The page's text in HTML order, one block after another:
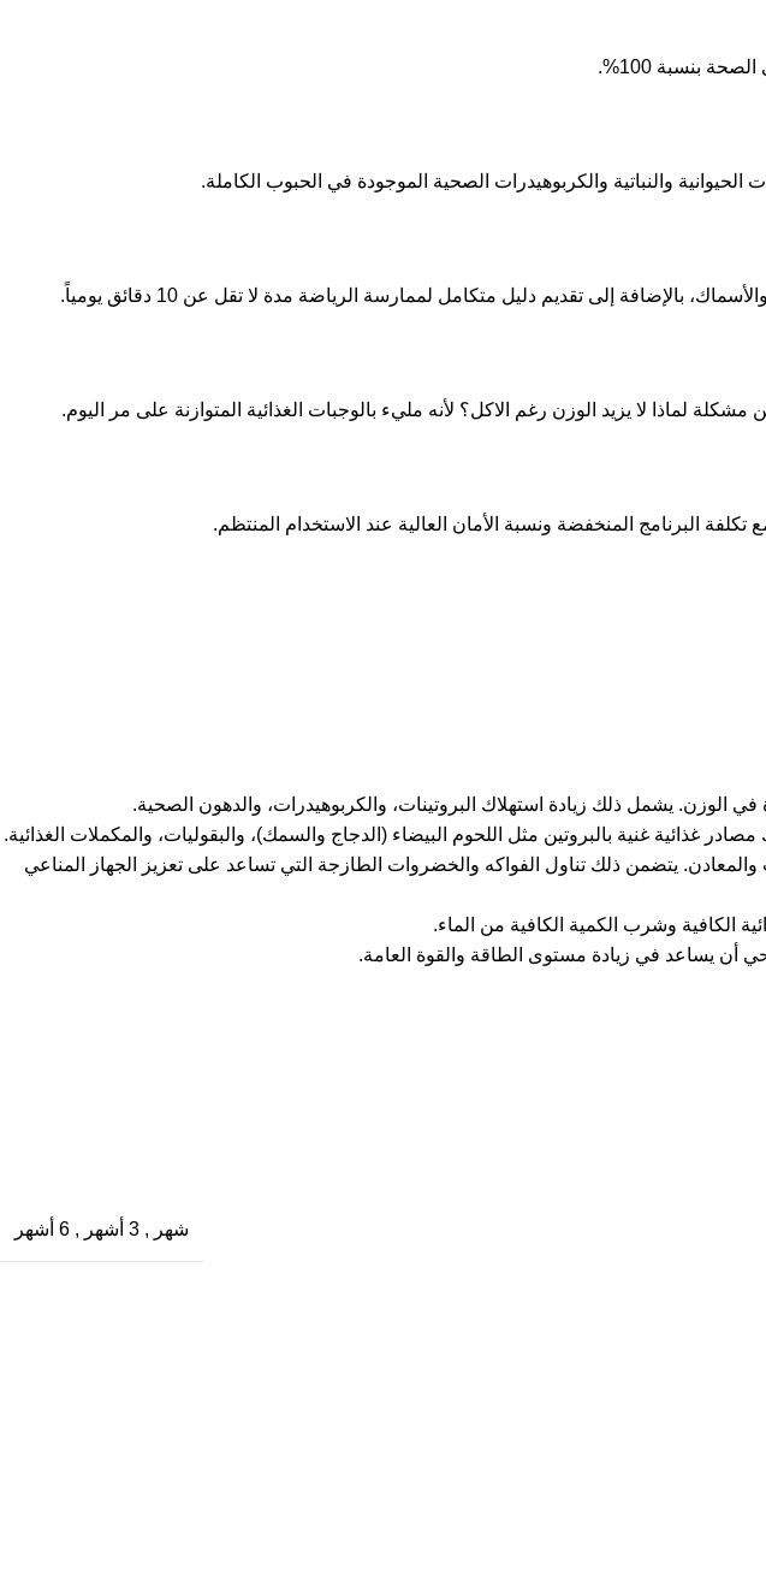
بنسبة 100%.
والنباتية والكربوهيدرات الصحية الموجودة في الحبوب الكاملة.
لماذا لا يزيد الوزن رغم الاكل؟ لأنه مليء بالوجبات الغذائية المتوازنة على مر اليوم.
الوزن. يشمل ذلك زيادة استهلاك البروتينات، والكربوهيدرات، والدهون الصحية.
غذائية غنية بالبروتين مثل اللحوم البيضاء (الدجاج والسمك)، والبقوليات، والمكملات الغذائية.
والمعادن. يتضمن ذلك تناول الفواكه والخضروات الطازجة التي تساعد على تعزيز الجهاز المناعي
الكافية وشرب الكمية الكافية من الماء.
أن يساعد في زيادة مستوى الطاقة والقوة العامة.
شهر , 3 أشهر , 6 أشهر